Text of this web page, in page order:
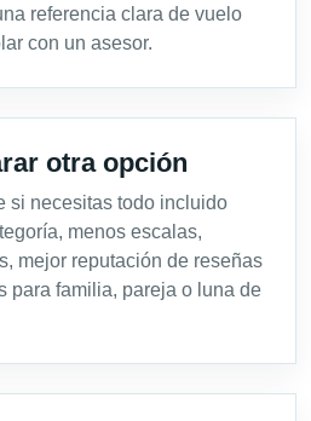
referencia clara de vuelo
con un asesor.
otra opción
si necesitas todo incluido
menos escalas,
mejor reputación de reseñas
para familia, pareja o luna de